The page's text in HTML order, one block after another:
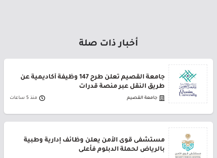
أخبار ذات صلة
جامعة القصيم تعلن طرح 147 وظيفة أكاديمية عن
طريق النقل عبر منصة قدرات
جامعة القصيم منذ 5 ساعات
مستشفى قوى الأمن يعلن وظائف إدارية وطبية
بالرياض لحملة الدبلوم فأعلى